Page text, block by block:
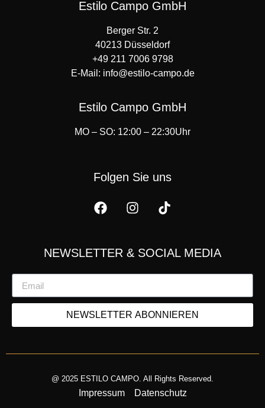
Estilo Campo GmbH
Berger Str. 2
40213 Düsseldorf
+49 211 7006 9798
E-Mail: info@estilo-campo.de
Estilo Campo GmbH
MO – SO: 12:00 – 22:30Uhr
Folgen Sie uns
NEWSLETTER & SOCIAL MEDIA
NEWSLETTER ABONNIEREN
@ 2025 ESTILO CAMPO. All Rights Reserved.
Impressum Datenschutz